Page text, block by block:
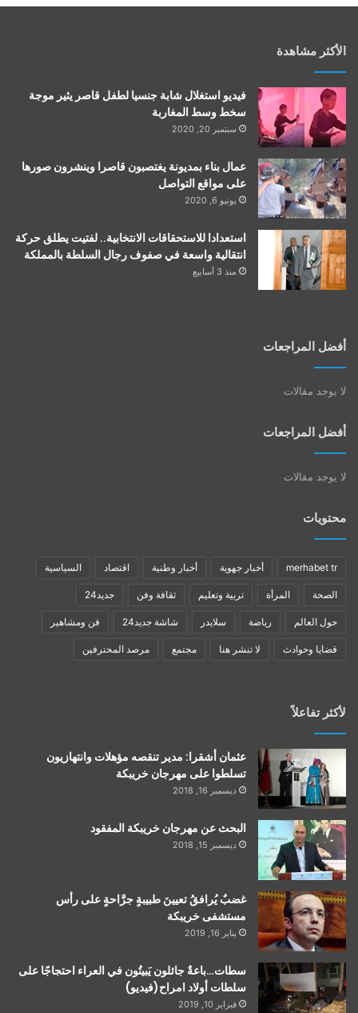
الأكثر مشاهدة
فيديو استغلال شابة جنسيا لطفل قاصر يثير موجة
سخط وسط المغاربة
سبتمبر 20, 2020
عمال بناء بمديونة يغتصبون قاصرا وينشرون صورها
على مواقع التواصل
يونيو 6, 2020
استعدادا للاستحقاقات الانتخابية.. لفتيت يطلق حركة
انتقالية واسعة في صفوف رجال السلطة بالمملكة
منذ 3 أسابيع
أفضل المراجعات
لا يوجد مقالات
أفضل المراجعات
لا يوجد مقالات
محتويات
merhabet tr أخبار جهوية أخبار وطنية اقتصاد السياسية
الصحة المرأة تربية وتعليم ثقافة وفن جديد24
حول العالم رياضة سلايدر شاشة جديد24 فن ومشاهير
قضايا وحوادث لا تنشر هنا مجتمع مرصد المحترفين
لأكثر تفاعلاً
عثمان أشقرا: مدير تنقصه مؤهلات وانتهازيون
تسلطوا على مهرجان خريبكة
ديسمبر 16, 2018
البحث عن مهرجان خريبكة المفقود
ديسمبر 15, 2018
غضبٌ يُرافقُ تعيينَ طبيبةٍ جرَّاحةٍ على رأس
مستشفى خريبكة
يناير 16, 2019
سطات…باعةٌ جائلون يَبيتُون في العراء احتجاجًا على
سلطات أولاد امراح(فيديو)
فبراير 10, 2019